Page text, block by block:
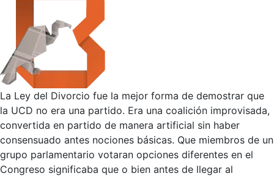
La Ley del Divorcio fue la mejor forma de demostrar que
la UCD no era una partido. Era una coalición improvisada,
convertida en partido de manera artificial sin haber
consensuado antes nociones básicas. Que miembros de un
grupo parlamentario votaran opciones diferentes en el
Congreso significaba que o bien antes de llegar al